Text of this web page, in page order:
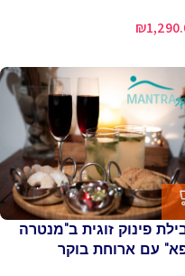
₪
פינוק זוגית ב"מנטרה
עם ארוחת בוקר